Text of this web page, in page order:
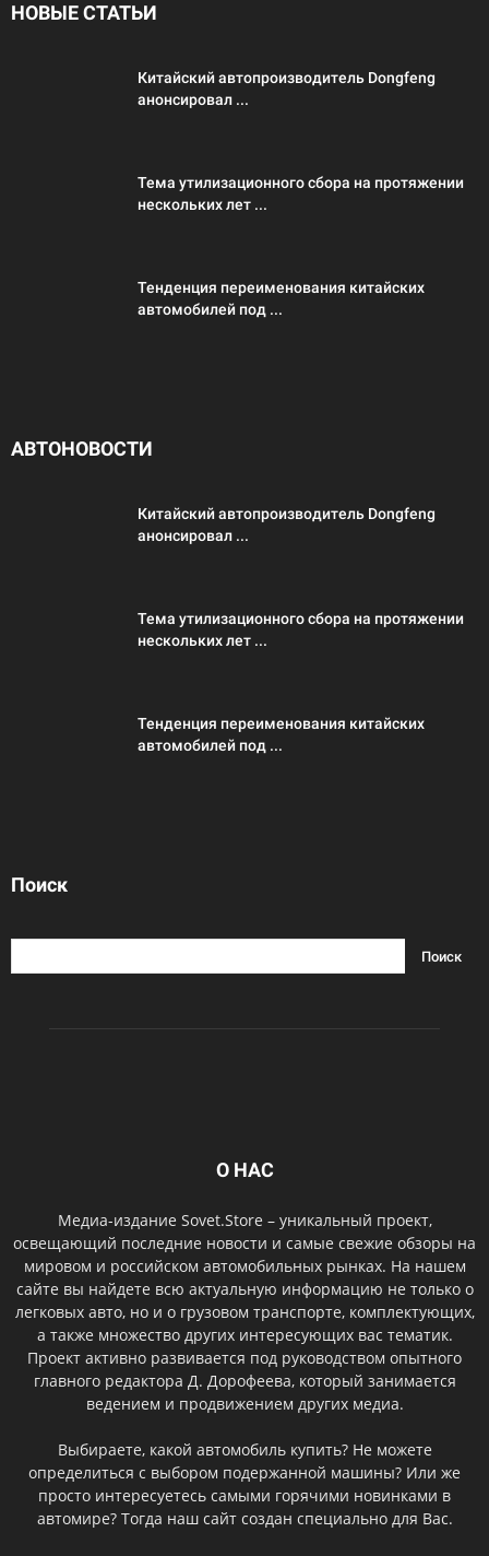
НОВЫЕ СТАТЬИ
Китайский автопроизводитель Dongfeng
анонсировал ...
Тема утилизационного сбора на протяжении
нескольких лет ...
Тенденция переименования китайских
автомобилей под ...
АВТОНОВОСТИ
Китайский автопроизводитель Dongfeng
анонсировал ...
Тема утилизационного сбора на протяжении
нескольких лет ...
Тенденция переименования китайских
автомобилей под ...
Поиск
О НАС
Медиа-издание Sovet.Store – уникальный проект,
освещающий последние новости и самые свежие обзоры на
мировом и российском автомобильных рынках. На нашем
сайте вы найдете всю актуальную информацию не только о
легковых авто, но и о грузовом транспорте, комплектующих,
а также множество других интересующих вас тематик.
Проект активно развивается под руководством опытного
главного редактора Д. Дорофеева, который занимается
ведением и продвижением других медиа.
Выбираете, какой автомобиль купить? Не можете
определиться с выбором подержанной машины? Или же
просто интересуетесь самыми горячими новинками в
автомире? Тогда наш сайт создан специально для Вас.